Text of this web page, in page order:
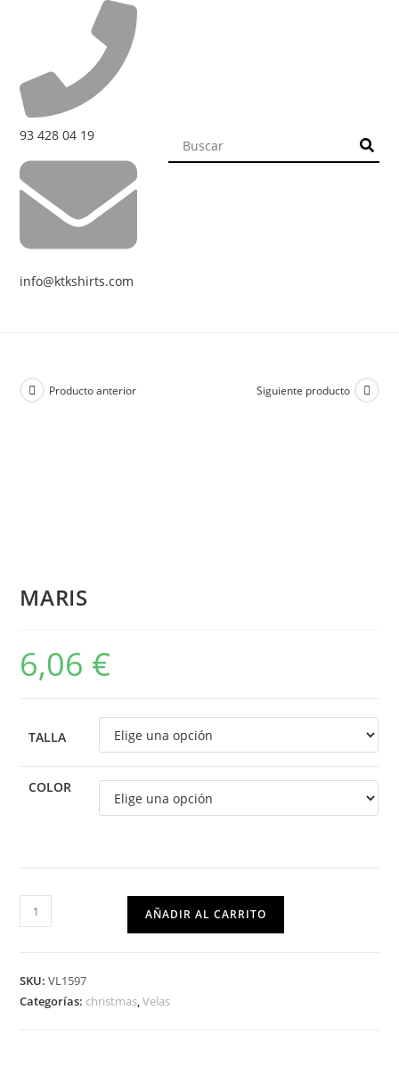
93 428 04 19
info@ktkshirts.com
Producto anterior Siguiente producto
MARIS
6,06 €
TALLA
COLOR
AÑADIR AL CARRITO
SKU:VL1597
Categorías: christmas,Velas